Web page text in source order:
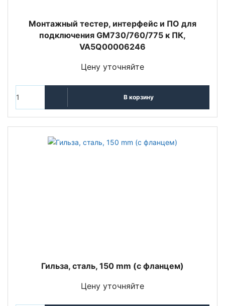
Монтажный тестер, интерфейс и ПО для
подключения GM730/760/775 к ПК,
VA5Q00006246
Цену уточняйте
В корзину
Гильза, сталь, 150 mm (с фланцем)
Цену уточняйте